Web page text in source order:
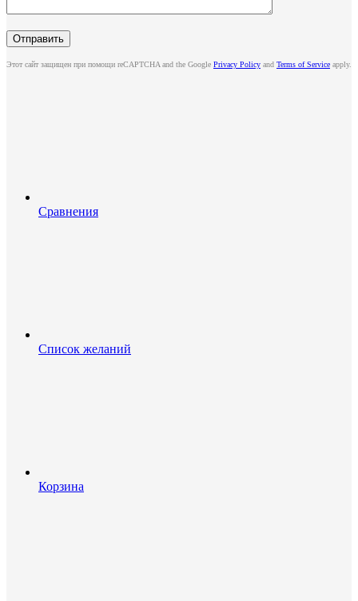
Этот сайт защищен при помощи reCAPTCHA and the Google Privacy Policy and Terms of Service apply.
Сравнения
Список желаний
Корзина